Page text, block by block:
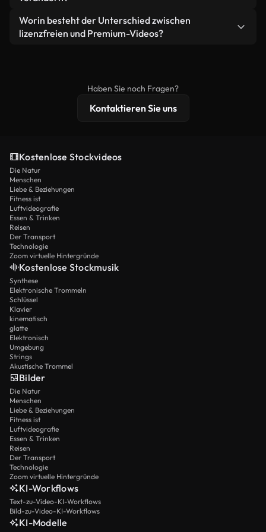
weiterverbreiten.
Videomaterial.
Ja. Sie dürfen unsere Videos gerne kürzen,
bearbeiten oder neu zusammenstellen. Achten Sie
Worin besteht der Unterschied zwischen
lizenzfreien und Premium-Videos?
erweiterten Lizenzschutz bieten.
Haben Sie noch Fragen?
Kontaktieren Sie uns
Kostenlose Stockvideos
Die Natur
Menschen
Liebe & Beziehungen
Fitness ist
Luftvideografie
Essen & Trinken
Reisen
Der Transport
Technologie
Zoom virtuelle Hintergründe
Kostenlose Stockmusik
Synthese
Elektronische Trommeln
Schlüssel
Klavier
kinematisch
glatte
Elektronisch
Umgebung
Strings
Akustische Trommel
Bilder
Die Natur
Menschen
Liebe & Beziehungen
Fitness ist
Luftvideografie
Essen & Trinken
Reisen
Der Transport
Technologie
Zoom virtuelle Hintergründe
KI-Workflows
Text-zu-Video-KI-Workflows
Bild-zu-Video-KI-Workflows
KI-Modelle